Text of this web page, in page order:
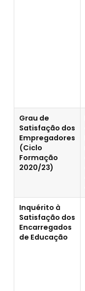
Grau de
Satisfação dos
Empregadores
(Ciclo
Formação
2020/23)
Inquérito à
Satisfação dos
Encarregados
de Educação